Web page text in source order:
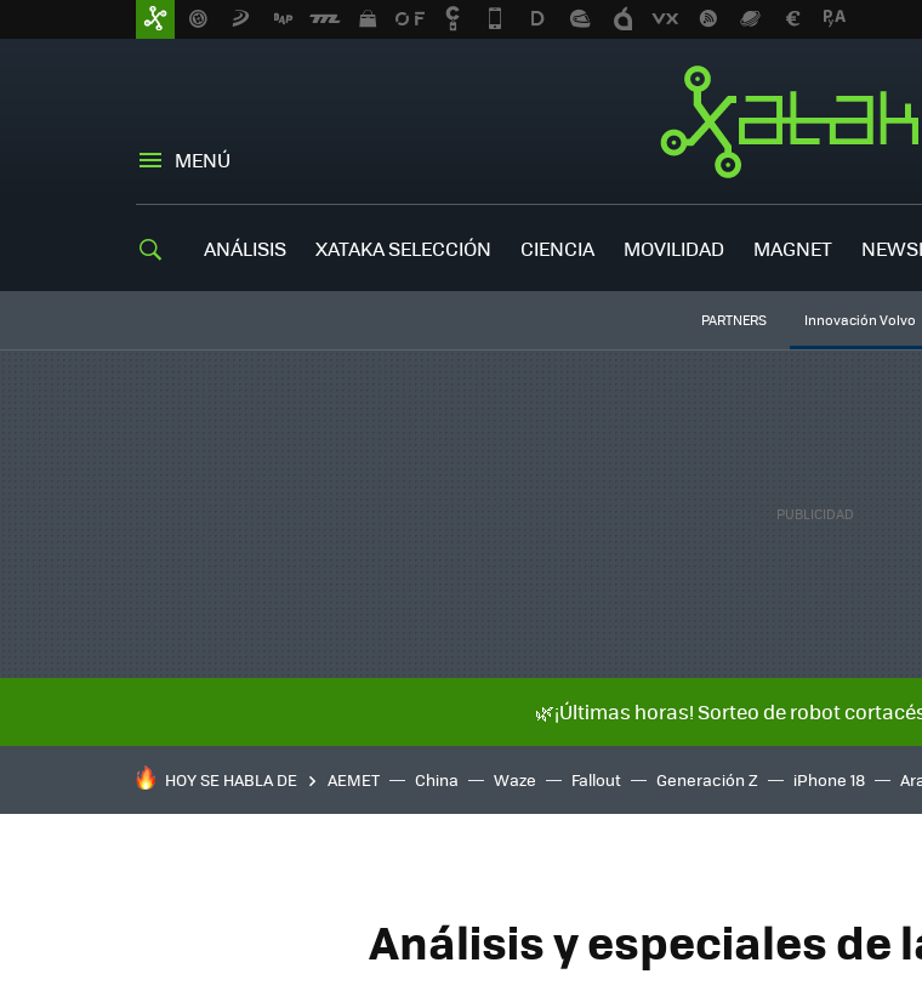
MENÚ
ANÁLISIS XATAKA SELECCIÓN CIENCIA MOVILIDAD MAGNET
PARTNERS Innovación Volvo
🌿¡Últimas horas! Sorteo de robot
HOY SE HABLA DE AEMET China Waze Fallout Generación Z iPhone 18
Análisis y especiales de